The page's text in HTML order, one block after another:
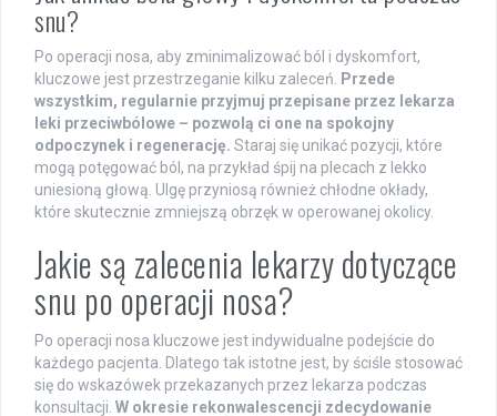
snu?
Po operacji nosa, aby zminimalizować ból i dyskomfort,
kluczowe jest przestrzeganie kilku zaleceń.
Przede
wszystkim, regularnie przyjmuj przepisane przez lekarza
leki przeciwbólowe – pozwolą ci one na spokojny
odpoczynek i regenerację. Staraj się unikać pozycji, które
mogą potęgować ból, na przykład śpij na plecach z lekko
uniesioną głową. Ulgę przyniosą również chłodne okłady,
które skutecznie zmniejszą obrzęk w operowanej okolicy.
Jakie są zalecenia lekarzy dotyczące
snu po operacji nosa?
Po operacji nosa kluczowe jest indywidualne podejście do
każdego pacjenta. Dlatego tak istotne jest, by ściśle stosować
się do wskazówek przekazanych przez lekarza podczas
konsultacji. W okresie rekonwalescencji zdecydowanie